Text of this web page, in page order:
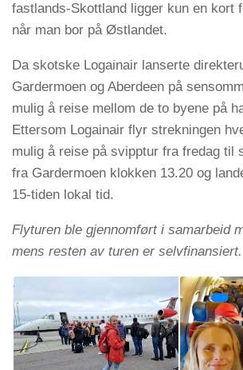
fastlands-Skottland ligger kun en kort
når man bor på Østlandet.
Da skotske Logainair lanserte
Gardermoen og Aberdeen på
mulig å reise mellom de to byene på
Ettersom Logainair flyr strekningen
mulig å reise på svipptur fra fredag til
fra Gardermoen klokken 13.20 og
15-tiden lokal tid.
Flyturen ble gjennomført i samarbeid
mens resten av turen er selvfinansiert.